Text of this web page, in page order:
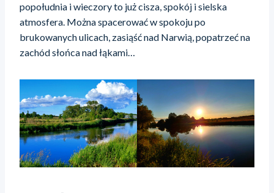
popołudnia i wieczory to już cisza, spokój i sielska
atmosfera. Można spacerować w spokoju po
brukowanych ulicach, zasiąść nad Narwią, popatrzeć na
zachód słońca nad łąkami…